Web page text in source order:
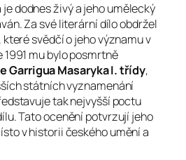
dodnes živý a jeho umělecký
Za své literární dílo obdržel
svědčí o jeho významu v
mu bylo posmrtně
Garrigua Masaryka I. třídy,
státních vyznamenání
tak nejvyšší poctu
Tato ocenění potvrzují jeho
v historii českého umění a